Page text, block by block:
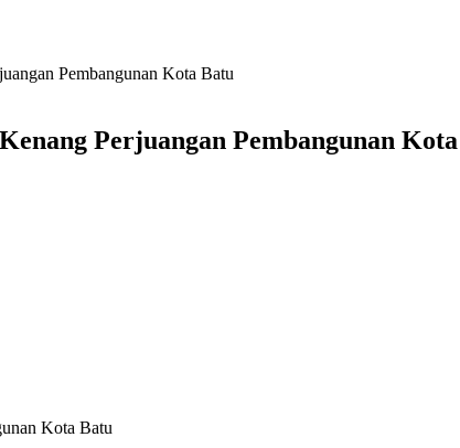
Pembangunan Kota Batu
Perjuangan Pembangunan
Kota Batu